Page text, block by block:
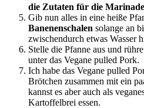
die Zutaten für die
Gib nun alles in eine heiße
Banenenschalen solange an
zwischendurch etwas Wasser
Stelle die Pfanne aus und
unter das Vegane pulled Pork.
Ich habe das Vegane pulled
Brötchen zusammen mit ein
kannst es aber auch als
Kartoffelbrei essen.